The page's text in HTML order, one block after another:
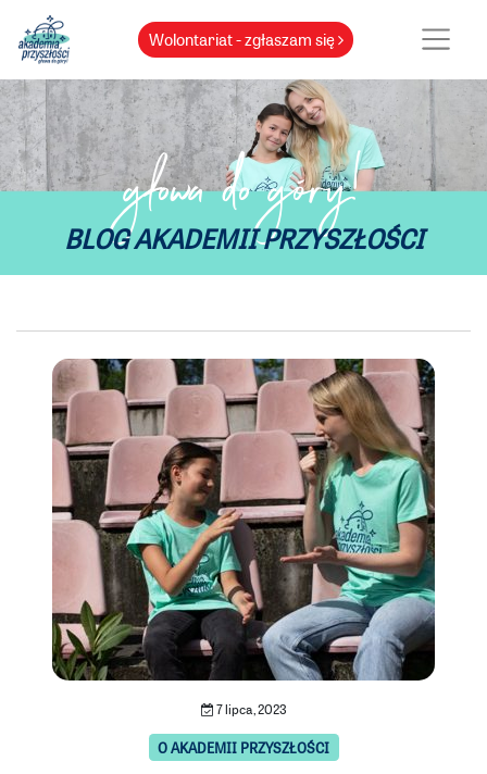
Wolontariat - zgłaszam się
głowa do góry!
BLOG AKADEMII PRZYSZŁOŚCI
7 lipca, 2023
O AKADEMII PRZYSZŁOŚCI